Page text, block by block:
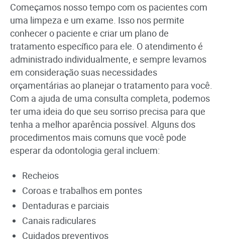
Começamos nosso tempo com os pacientes com
uma limpeza e um exame. Isso nos permite
conhecer o paciente e criar um plano de
tratamento específico para ele. O atendimento é
administrado individualmente, e sempre levamos
em consideração suas necessidades
orçamentárias ao planejar o tratamento para você.
Com a ajuda de uma consulta completa, podemos
ter uma ideia do que seu sorriso precisa para que
tenha a melhor aparência possível. Alguns dos
procedimentos mais comuns que você pode
esperar da odontologia geral incluem:
Recheios
Coroas e trabalhos em pontes
Dentaduras e parciais
Canais radiculares
Cuidados preventivos